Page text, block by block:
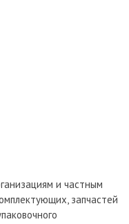
и частным
запчастей